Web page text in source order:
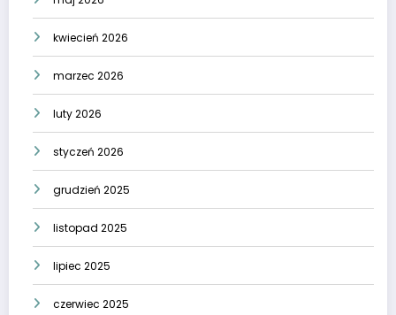
kwiecień 2026
marzec 2026
luty 2026
styczeń 2026
grudzień 2025
listopad 2025
lipiec 2025
czerwiec 2025